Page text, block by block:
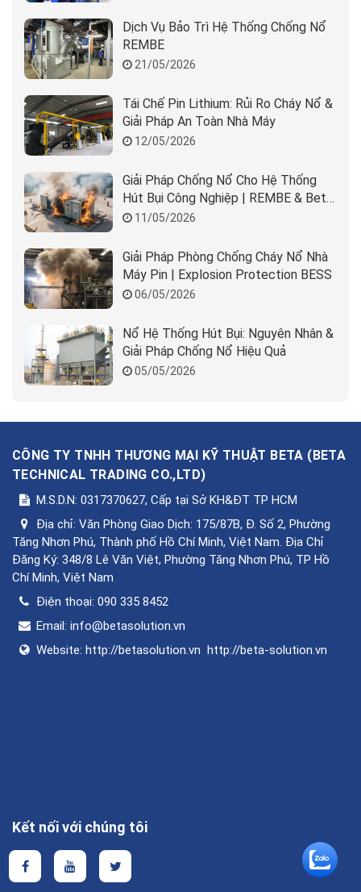
Dịch Vụ Bảo Trì Hệ Thống Chống Nổ
REMBE
21/05/2026
Tái Chế Pin Lithium: Rủi Ro Cháy Nổ &
Giải Pháp An Toàn Nhà Máy
12/05/2026
Giải Pháp Chống Nổ Cho Hệ Thống
Hút Bụi Công Nghiệp | REMBE & Beta
Solution
11/05/2026
Giải Pháp Phòng Chống Cháy Nổ Nhà
Máy Pin | Explosion Protection BESS
06/05/2026
Nổ Hệ Thống Hút Bụi: Nguyên Nhân &
Giải Pháp Chống Nổ Hiệu Quả
05/05/2026
CÔNG TY TNHH THƯƠNG MẠI KỸ THUẬT BETA (BETA
TECHNICAL TRADING CO.,LTD)
M.S.D.N: 0317370627, Cấp tại Sở KH&ĐT TP HCM
Địa chỉ: Văn Phòng Giao Dịch: 175/87B, Đ. Số 2, Phường
Tăng Nhơn Phú, Thành phố Hồ Chí Minh, Việt Nam. Địa Chỉ
Đăng Ký: 348/8 Lê Văn Việt, Phường Tăng Nhơn Phú, TP Hồ
Chí Minh, Việt Nam
Điện thoại: 090 335 8452
Email: info@betasolution.vn
Website: http://betasolution.vn http://beta-solution.vn
Kết nối với chúng tôi